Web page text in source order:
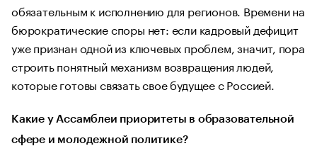
обязательным к исполнению для регионов. Времени на
бюрократические споры нет: если кадровый дефицит
уже признан одной из ключевых проблем, значит, пора
строить понятный механизм возвращения людей,
которые готовы связать свое будущее с Россией.
Какие у Ассамблеи приоритеты в образовательной
сфере и молодежной политике?